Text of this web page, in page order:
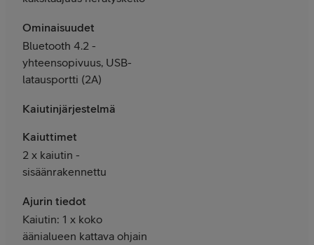
Ominaisuudet
Bluetooth 4.2 -
yhteensopivuus, USB-
latausportti (2A)
Kaiutinjärjestelmä
Kaiuttimet
2 x kaiutin -
sisäänrakennettu
Ajurin tiedot
Kaiutin: 1 x koko
äänialueen kattava ohjain